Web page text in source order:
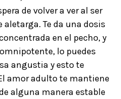
de volver a ver al ser
Te da una dosis
en el pecho, y
lo puedes
angustia y esto te
amor adulto te mantiene
alguna manera estable